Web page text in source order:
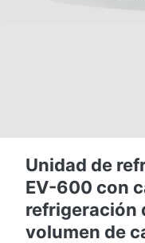
Unidad de
EV-600 con
refrigeración
volumen de